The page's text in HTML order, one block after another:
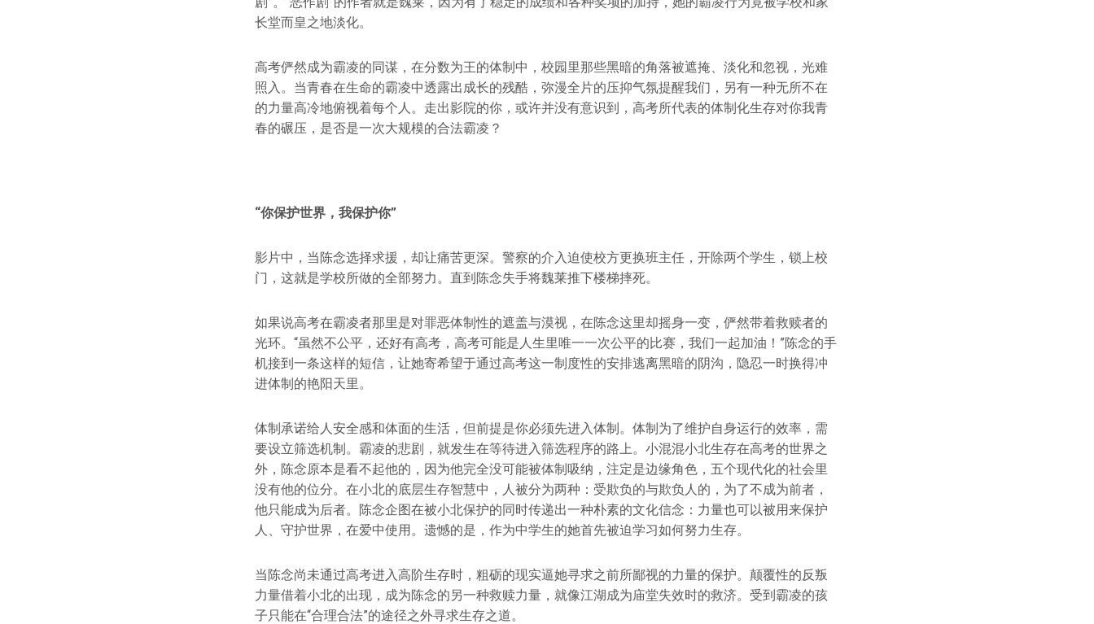
长堂而皇之地淡化。
高考俨然成为霸凌的同谋，在分数为王的体制中，校园里那些黑暗的角落被遮掩、淡化和忽视，光难
照入。当青春在生命的霸凌中透露出成长的残酷，弥漫全片的压抑气氛提醒我们，另有一种无所不在
的力量高冷地俯视着每个人。走出影院的你，或许并没有意识到，高考所代表的体制化生存对你我青
春的碾压，是否是一次大规模的合法霸凌？
“你保护世界，我保护你”
影片中，当陈念选择求援，却让痛苦更深。警察的介入迫使校方更换班主任，开除两个学生，锁上校
门，这就是学校所做的全部努力。直到陈念失手将魏莱推下楼梯摔死。
如果说高考在霸凌者那里是对罪恶体制性的遮盖与漠视，在陈念这里却摇身一变，俨然带着救赎者的
光环。“虽然不公平，还好有高考，高考可能是人生里唯一一次公平的比赛，我们一起加油！”陈念的手
机接到一条这样的短信，让她寄希望于通过高考这一制度性的安排逃离黑暗的阴沟，隐忍一时换得冲
进体制的艳阳天里。
体制承诺给人安全感和体面的生活，但前提是你必须先进入体制。体制为了维护自身运行的效率，需
要设立筛选机制。霸凌的悲剧，就发生在等待进入筛选程序的路上。小混混小北生存在高考的世界之
外，陈念原本是看不起他的，因为他完全没可能被体制吸纳，注定是边缘角色，五个现代化的社会里
没有他的位分。在小北的底层生存智慧中，人被分为两种：受欺负的与欺负人的，为了不成为前者，
他只能成为后者。陈念企图在被小北保护的同时传递出一种朴素的文化信念：力量也可以被用来保护
人、守护世界，在爱中使用。遗憾的是，作为中学生的她首先被迫学习如何努力生存。
当陈念尚未通过高考进入高阶生存时，粗砺的现实逼她寻求之前所鄙视的力量的保护。颠覆性的反叛
力量借着小北的出现，成为陈念的另一种救赎力量，就像江湖成为庙堂失效时的救济。受到霸凌的孩
子只能在“合理合法”的途径之外寻求生存之道。